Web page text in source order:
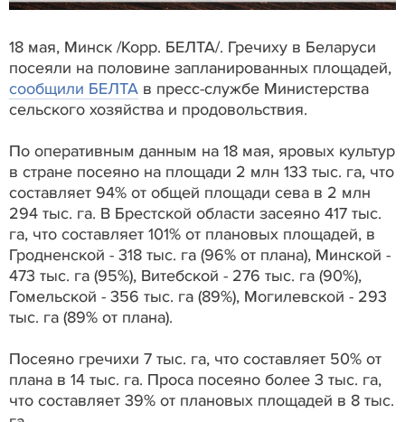
18 мая, Минск /Корр. БЕЛТА/. Гречиху в Беларуси
посеяли на половине запланированных площадей,
сообщили БЕЛТА в пресс-службе Министерства
сельского хозяйства и продовольствия.
По оперативным данным на 18 мая, яровых культур
в стране посеяно на площади 2 млн 133 тыс. га, что
составляет 94% от общей площади сева в 2 млн
294 тыс. га. В Брестской области засеяно 417 тыс.
га, что составляет 101% от плановых площадей, в
Гродненской - 318 тыс. га (96% от плана), Минской -
473 тыс. га (95%), Витебской - 276 тыс. га (90%),
Гомельской - 356 тыс. га (89%), Могилевской - 293
тыс. га (89% от плана).
Посеяно гречихи 7 тыс. га, что составляет 50% от
плана в 14 тыс. га. Проса посеяно более 3 тыс. га,
что составляет 39% от плановых площадей в 8 тыс.